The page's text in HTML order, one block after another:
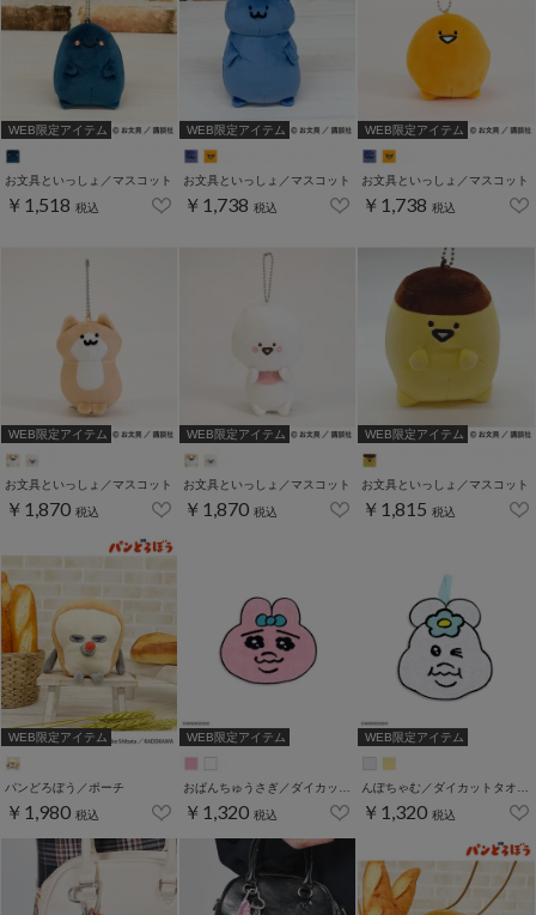
WEB限定アイテム
お文具といっしょ／マスコット
￥1,518 税込
WEB限定アイテム
お文具といっしょ／マスコット
￥1,738 税込
WEB限定アイテム
お文具といっしょ／マスコット
￥1,738 税込
WEB限定アイテム
お文具といっしょ／マスコット
￥1,870 税込
WEB限定アイテム
お文具といっしょ／マスコット
￥1,870 税込
WEB限定アイテム
お文具といっしょ／マスコット
￥1,815 税込
WEB限定アイテム
パンどろぼう／ポーチ
￥1,980 税込
WEB限定アイテム
おぱんちゅうさぎ／ダイカットタオルハンカチ
￥1,320 税込
WEB限定アイテム
んぽちゃむ／ダイカットタオルハンカチ
￥1,320 税込